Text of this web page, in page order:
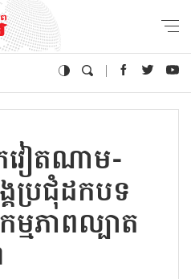
វៀតណាម-
គប្រជុំដកបទ
ភាពល្បាត